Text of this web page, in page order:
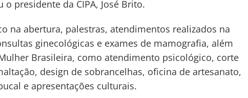
presidente da CIPA, José Brito.
na abertura, palestras, atendimentos realizados na
ginecológicas e exames de mamografia, além
Brasileira, como atendimento psicológico, corte
design de sobrancelhas, oficina de artesanato,
e apresentações culturais.